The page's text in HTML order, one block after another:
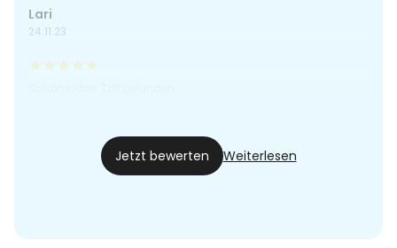
Lari
24.11.23
Jetzt bewerten Weiterlesen